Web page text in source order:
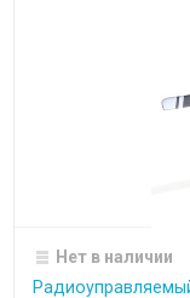
Нет в наличии